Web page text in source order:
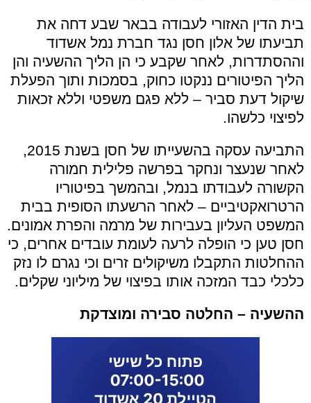
בית הדין האזורי לעבודה בבאר שבע דחה את
תביעתו של אלון חסן נגד חברת נמל אשדוד
וההסתדרות, לאחר שקבע כי הן הליך ההשעיה והן
הליך הפיטורים ננקטו כחוק, בסמכות ותוך הפעלת
שיקול דעת סביר – ללא פגם משפטי וללא זכאות
לפיצוי כלשהו.
התביעה עסקה בהשעייתו של חסן בשנת 2015,
לאחר שנעצר ונחקר בפרשה פלילית חמורה
הקשורה לעבודתו בנמל, ובהמשך בפיטוריו
הרטרואקטיביים – לאחר הרשעתו הסופית בבית
המשפט העליון בעבירות של מרמה והפרת אמונים.
חסן טען כי הופלה לרעה לעומת עובדים אחרים, כי
ההחלטות התקבלו משיקולים זרים וכי נגרם לו נזק
כלכלי כבד המזכה אותו בפיצוי של מיליוני שקלים.
ההשעיה – החלטה סבירה ומוצדקת